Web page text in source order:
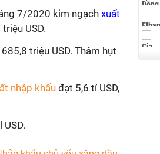
7/2020 kim ngạchxuất
USD.
triệu USD. Thâm hụt
nhập khẩu đạt 5,6 tỉ USD,